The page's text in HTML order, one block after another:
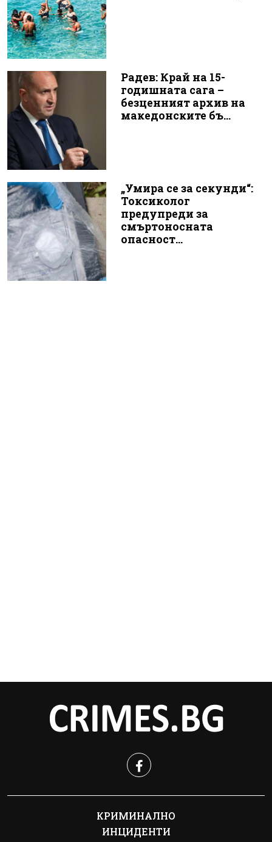
Радев: Край на 15-
годишната сага –
безценният архив на
македонските бъ...
„Умира се за секунди“:
Токсиколог
предупреди за
смъртоносната
опасност...
КРИМИНАЛНО
ИНЦИДЕНТИ